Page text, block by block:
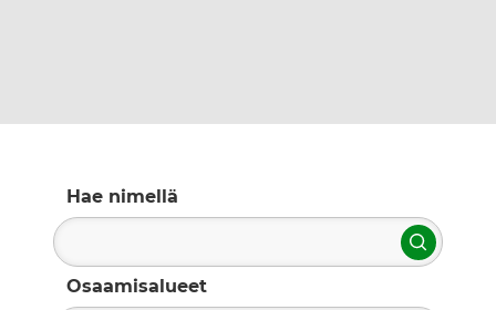
Hae nimellä
Hae
Osaamisalueet